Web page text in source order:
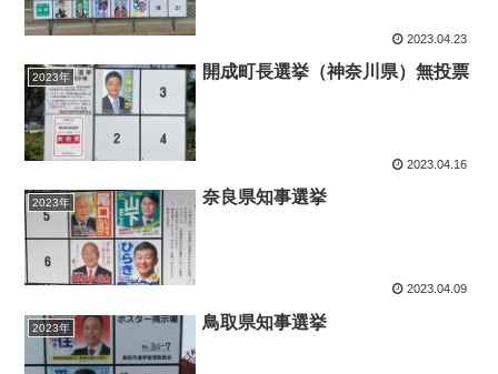
2023.04.23
2023年 開成町長選挙（神奈川県）無投票
2023.04.16
2023年 奈良県知事選挙
2023.04.09
2023年 鳥取県知事選挙